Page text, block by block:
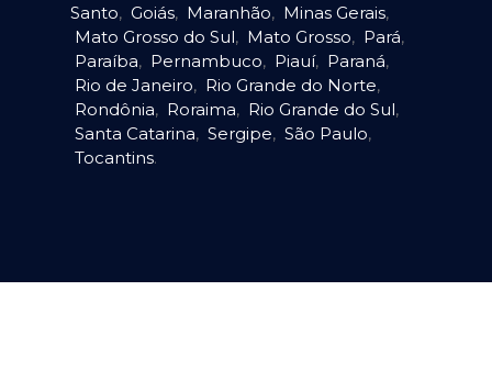
Santo, Goiás, Maranhão, Minas Gerais,
Mato Grosso do Sul, Mato Grosso, Pará,
Paraíba, Pernambuco, Piauí, Paraná,
Rio de Janeiro, Rio Grande do Norte,
Rondônia, Roraima, Rio Grande do Sul,
Santa Catarina, Sergipe, São Paulo,
Tocantins.